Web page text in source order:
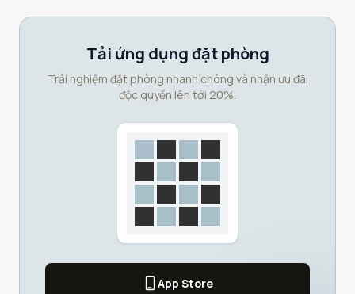
Tải ứng dụng đặt phòng
Trải nghiệm đặt phòng nhanh chóng và nhận ưu đãi
độc quyền lên tới 20%.
phone_iphoneApp Store